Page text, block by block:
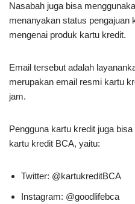
Nasabah juga bisa
menanyakan status pengajuan
mengenai produk kartu kredit.
Email tersebut adalah
merupakan email resmi kartu
jam.
Pengguna kartu kredit juga
kartu kredit BCA, yaitu:
Twitter: @kartukreditBCA
Instagram: @goodlifebca